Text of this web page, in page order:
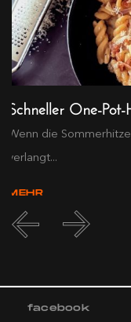
Schneller One-
Wenn die
verlangt...
MEHR
facebook